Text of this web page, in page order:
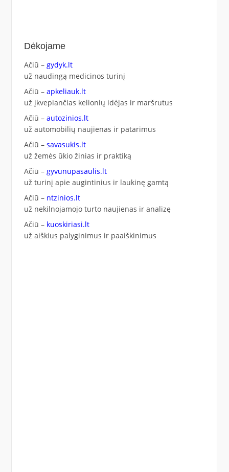
Dėkojame
Ačiū – gydyk.lt
už naudingą medicinos turinį
Ačiū – apkeliauk.lt
už įkvepiančias kelionių idėjas ir maršrutus
Ačiū – autozinios.lt
už automobilių naujienas ir patarimus
Ačiū – savasukis.lt
už žemės ūkio žinias ir praktiką
Ačiū – gyvunupasaulis.lt
už turinį apie augintinius ir laukinę gamtą
Ačiū – ntzinios.lt
už nekilnojamojo turto naujienas ir analizę
Ačiū – kuoskiriasi.lt
už aiškius palyginimus ir paaiškinimus